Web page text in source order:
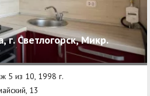
г. Светлогорск, Микр.
5 из 10, 1998 г.
13